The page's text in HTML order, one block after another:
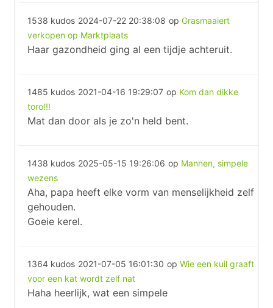
1538 kudos 2024-07-22 20:38:08 op Grasmaaiert
verkopen op Marktplaats
Haar gazondheid ging al een tijdje achteruit.
1485 kudos 2021-04-16 19:29:07 op Kom dan dikke
toro!!!
Mat dan door als je zo'n held bent.
1438 kudos 2025-05-15 19:26:06 op Mannen, simpele
wezens
Aha, papa heeft elke vorm van menselijkheid zelf
gehouden.
Goeie kerel.
1364 kudos 2021-07-05 16:01:30 op Wie een kuil graaft
voor een kat wordt zelf nat
Haha heerlijk, wat een simpele